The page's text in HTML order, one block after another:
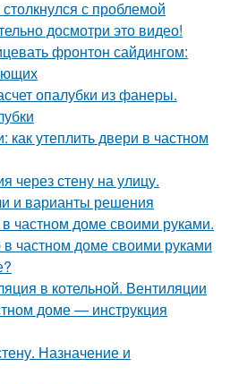
с проблемой
досмотри это видео!
фронтон сайдингом:
опалубки из фанеры.
как утеплить двери в частном
через стену на улицу.
и варианты решения
частном доме своими руками.
частном доме своими руками
в котельной. Вентиляции
доме — инструкция
Назначение и